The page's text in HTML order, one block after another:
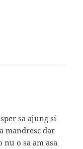
sa ajung si
mandresc dar
nu o sa am asa